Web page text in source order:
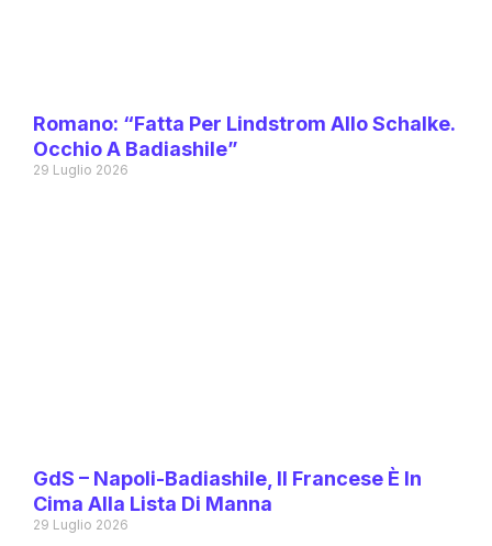
Romano: “Fatta Per Lindstrom Allo Schalke.
Occhio A Badiashile”
29 Luglio 2026
GdS – Napoli-Badiashile, Il Francese È In
Cima Alla Lista Di Manna
29 Luglio 2026